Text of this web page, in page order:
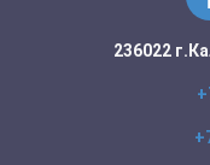
236022